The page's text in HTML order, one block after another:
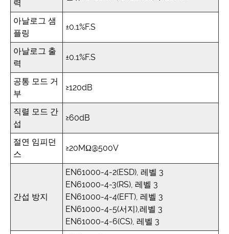
력
아날로그 샘
플링
±0.1%F.S
아날로그 출
력
±0.1%F.S
공통 모드 거
부
≥120dB
직렬 모드 간
섭
≥60dB
절연 임피던
스
≥20MΩ@500V
간섭 방지
EN61000-4-2(ESD), 레벨 3
EN61000-4-3(RS), 레벨 3
EN61000-4-4(EFT), 레벨 3
EN61000-4-5(서지),레벨 3
EN61000-4-6(CS), 레벨 3